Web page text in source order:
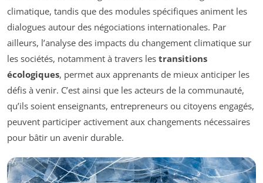
climatique, tandis que des modules spécifiques animent les
dialogues autour des négociations internationales. Par
ailleurs, l’analyse des impacts du changement climatique sur
les sociétés, notamment à travers les transitions
écologiques, permet aux apprenants de mieux anticiper les
défis à venir. C’est ainsi que les acteurs de la communauté,
qu’ils soient enseignants, entrepreneurs ou citoyens engagés,
peuvent participer activement aux changements nécessaires
pour bâtir un avenir durable.